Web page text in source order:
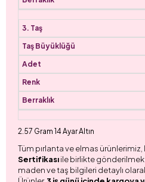
2.57 Gram 14 Ayar Altın
Tüm pırlanta ve elmas
Sertifikasıile birlikte
maden ve taş bilgileri detaylı